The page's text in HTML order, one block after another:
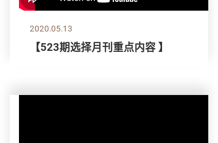
2020.05.13
【523期选择月刊重点内容 】